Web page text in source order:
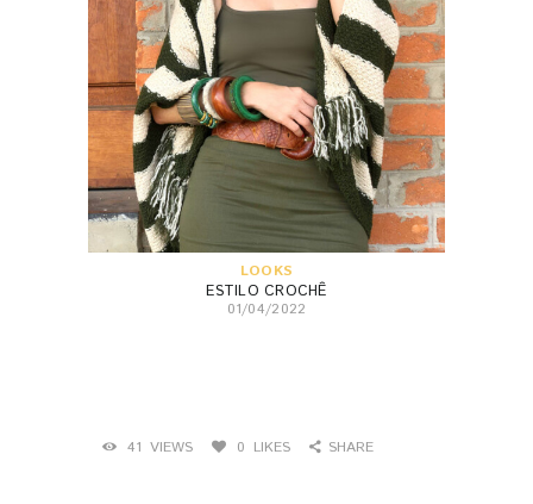
LOOKS
ESTILO CROCHÊ
01/04/2022
41 VIEWS 0 LIKES SHARE